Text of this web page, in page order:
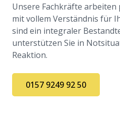
Unsere Fachkräfte arbeiten
mit vollem Verständnis für
sind ein integraler
unterstützen Sie in
Reaktion.
0157 9249 92 50